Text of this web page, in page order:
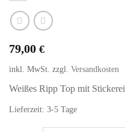
79,00 €
inkl. MwSt. zzgl. Versandkosten
Weißes Ripp Top mit Stickerei
Lieferzeit: 3-5 Tage